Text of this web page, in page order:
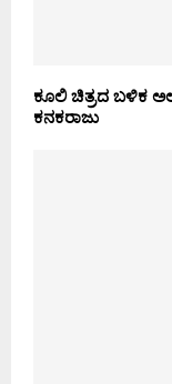
ಕೂಲಿ ಚಿತ್ರದ ಬಳಿಕ
ಕನಕರಾಜು